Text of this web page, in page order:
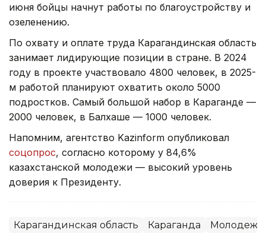
июня бойцы начнут работы по благоустройству и
озеленению.
По охвату и оплате труда Карагандинская область
занимает лидирующие позиции в стране. В 2024
году в проекте участвовало 4800 человек, в 2025-
м работой планируют охватить около 5000
подростков. Самый большой набор в Караганде —
2000 человек, в Балхаше — 1000 человек.
Напомним, агентство Kazinform опубликовал
соцопрос, согласно которому у 84,6%
казахстанской молодежи — высокий уровень
доверия к Президенту.
Карагандинская область Караганда Молодежь